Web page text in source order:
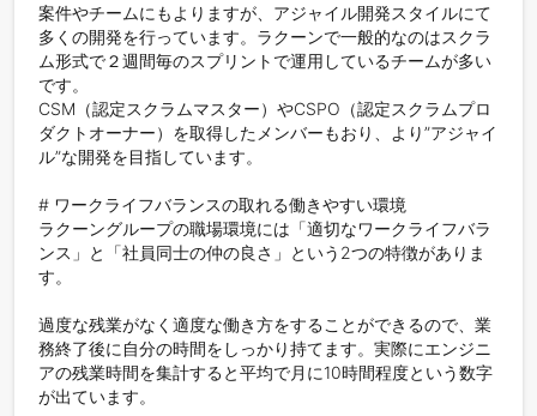
案件やチームにもよりますが、アジャイル開発スタイルにて
多くの開発を行っています。ラクーンで一般的なのはスクラ
ム形式で２週間毎のスプリントで運用しているチームが多い
です。
CSM（認定スクラムマスター）やCSPO（認定スクラムプロ
ダクトオーナー）を取得したメンバーもおり、より”アジャイ
ル”な開発を目指しています。
# ワークライフバランスの取れる働きやすい環境
ラクーングループの職場環境には「適切なワークライフバラ
ンス」と「社員同士の仲の良さ」という2つの特徴がありま
す。
過度な残業がなく適度な働き方をすることができるので、業
務終了後に自分の時間をしっかり持てます。実際にエンジニ
アの残業時間を集計すると平均で月に10時間程度という数字
が出ています。